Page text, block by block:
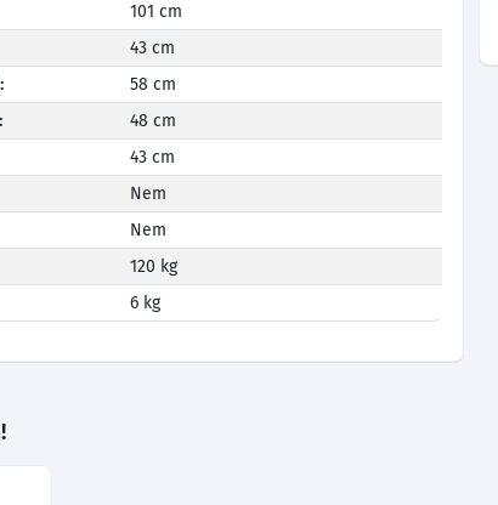
101 cm
43 cm
58 cm
48 cm
43 cm
Nem
Nem
120 kg
6 kg